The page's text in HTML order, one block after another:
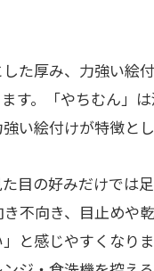
た厚み、力強い絵
す。
「やちむん」
い絵付けが特徴とし
目の好みだけでは
不向き、目止めや
と感じやすくなり